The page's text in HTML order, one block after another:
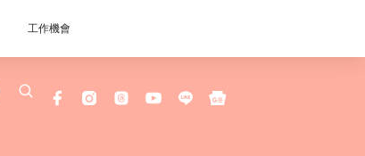
工作機會